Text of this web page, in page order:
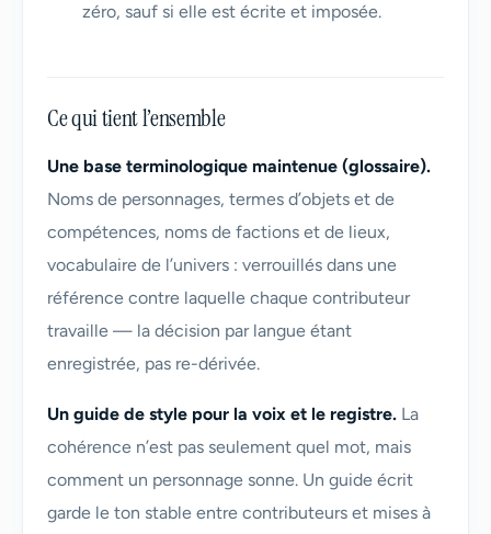
zéro, sauf si elle est écrite et imposée.
Ce qui tient l’ensemble
Une base terminologique maintenue (glossaire).
Noms de personnages, termes d’objets et de
compétences, noms de factions et de lieux,
vocabulaire de l’univers : verrouillés dans une
référence contre laquelle chaque contributeur
travaille — la décision par langue étant
enregistrée, pas re-dérivée.
Un guide de style pour la voix et le registre. La
cohérence n’est pas seulement quel mot, mais
comment un personnage sonne. Un guide écrit
garde le ton stable entre contributeurs et mises à